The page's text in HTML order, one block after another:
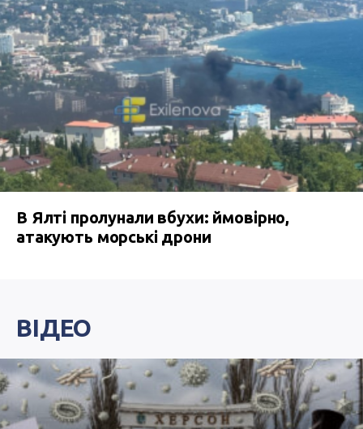
В Ялті пролунали вбухи: ймовірно,
атакують морські дрони
ВІДЕО